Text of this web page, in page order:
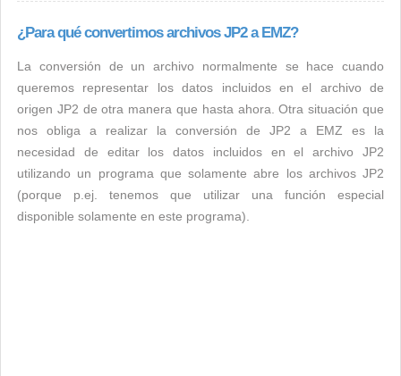
¿Para qué convertimos archivos JP2 a EMZ?
La conversión de un archivo normalmente se hace cuando
queremos representar los datos incluidos en el archivo de
origen JP2 de otra manera que hasta ahora. Otra situación que
nos obliga a realizar la conversión de JP2 a EMZ es la
necesidad de editar los datos incluidos en el archivo JP2
utilizando un programa que solamente abre los archivos JP2
(porque p.ej. tenemos que utilizar una función especial
disponible solamente en este programa).